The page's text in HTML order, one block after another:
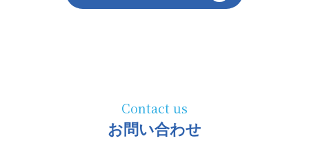
Contact us
お問い合わせ